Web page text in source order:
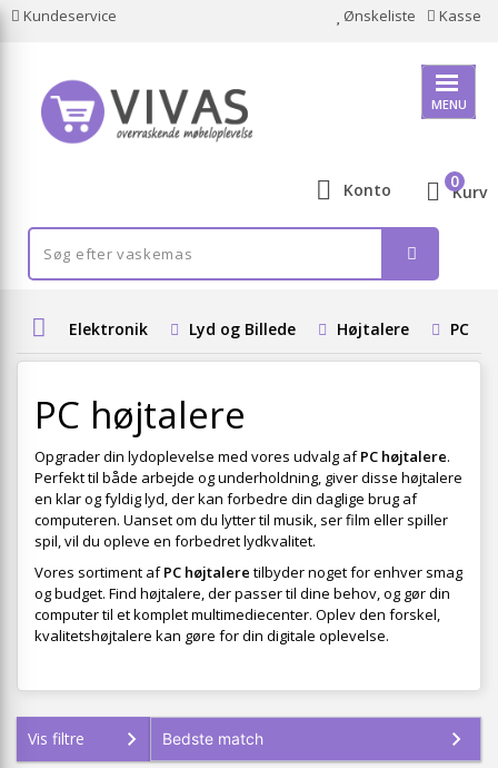
Kundeservice Ønskeliste Kasse
MENU
Konto Kurv
0
Elektronik Lyd og Billede Højtalere PC
PC højtalere
Opgrader din lydoplevelse med vores udvalg afPC højtalere.
Perfekt til både arbejde og underholdning, giver disse højtalere
en klar og fyldig lyd, der kan forbedre din daglige brug af
computeren. Uanset om du lytter til musik, ser film eller spiller
spil, vil du opleve en forbedret lydkvalitet.
Vores sortiment afPC højtalere tilbyder noget for enhver smag
og budget. Find højtalere, der passer til dine behov, og gør din
computer til et komplet multimediecenter. Oplev den forskel,
kvalitetshøjtalere kan gøre for din digitale oplevelse.
Vis filtre